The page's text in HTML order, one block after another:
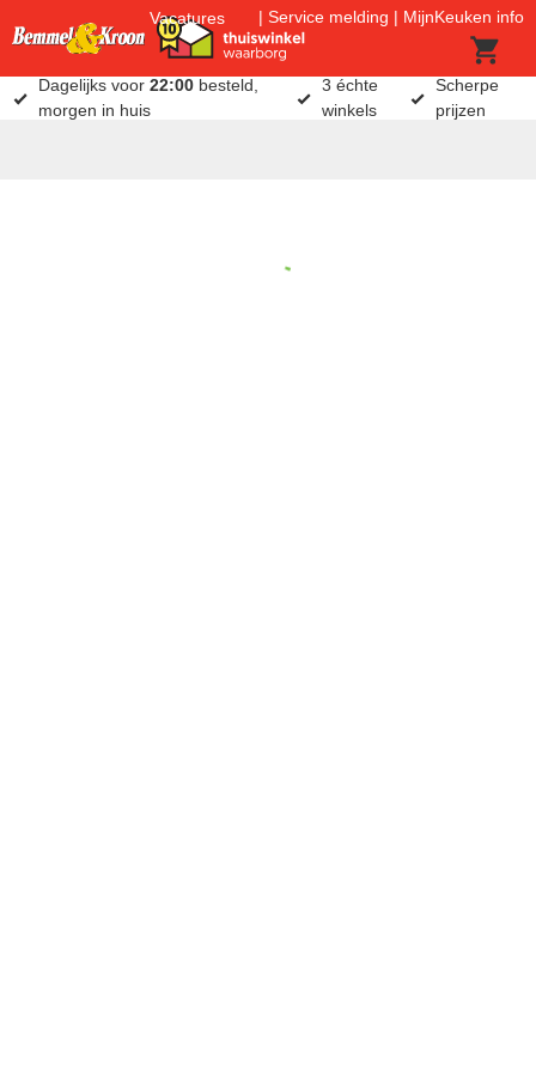
Vacatures Service melding MijnKeuken info
Dagelijks voor22:00 besteld,
morgen in huis
3 échte
winkels
Scherpe
prijzen